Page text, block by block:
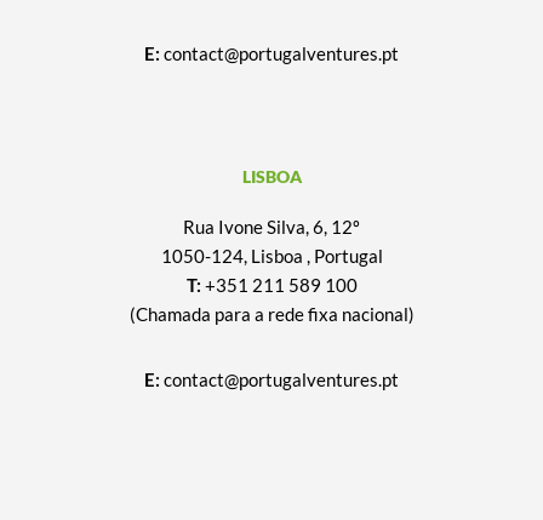
E: contact@portugalventures.pt
LISBOA
Rua Ivone Silva, 6, 12º
1050-124, Lisboa , Portugal
T: +351 211 589 100
(Chamada para a rede fixa nacional)
E: contact@portugalventures.pt